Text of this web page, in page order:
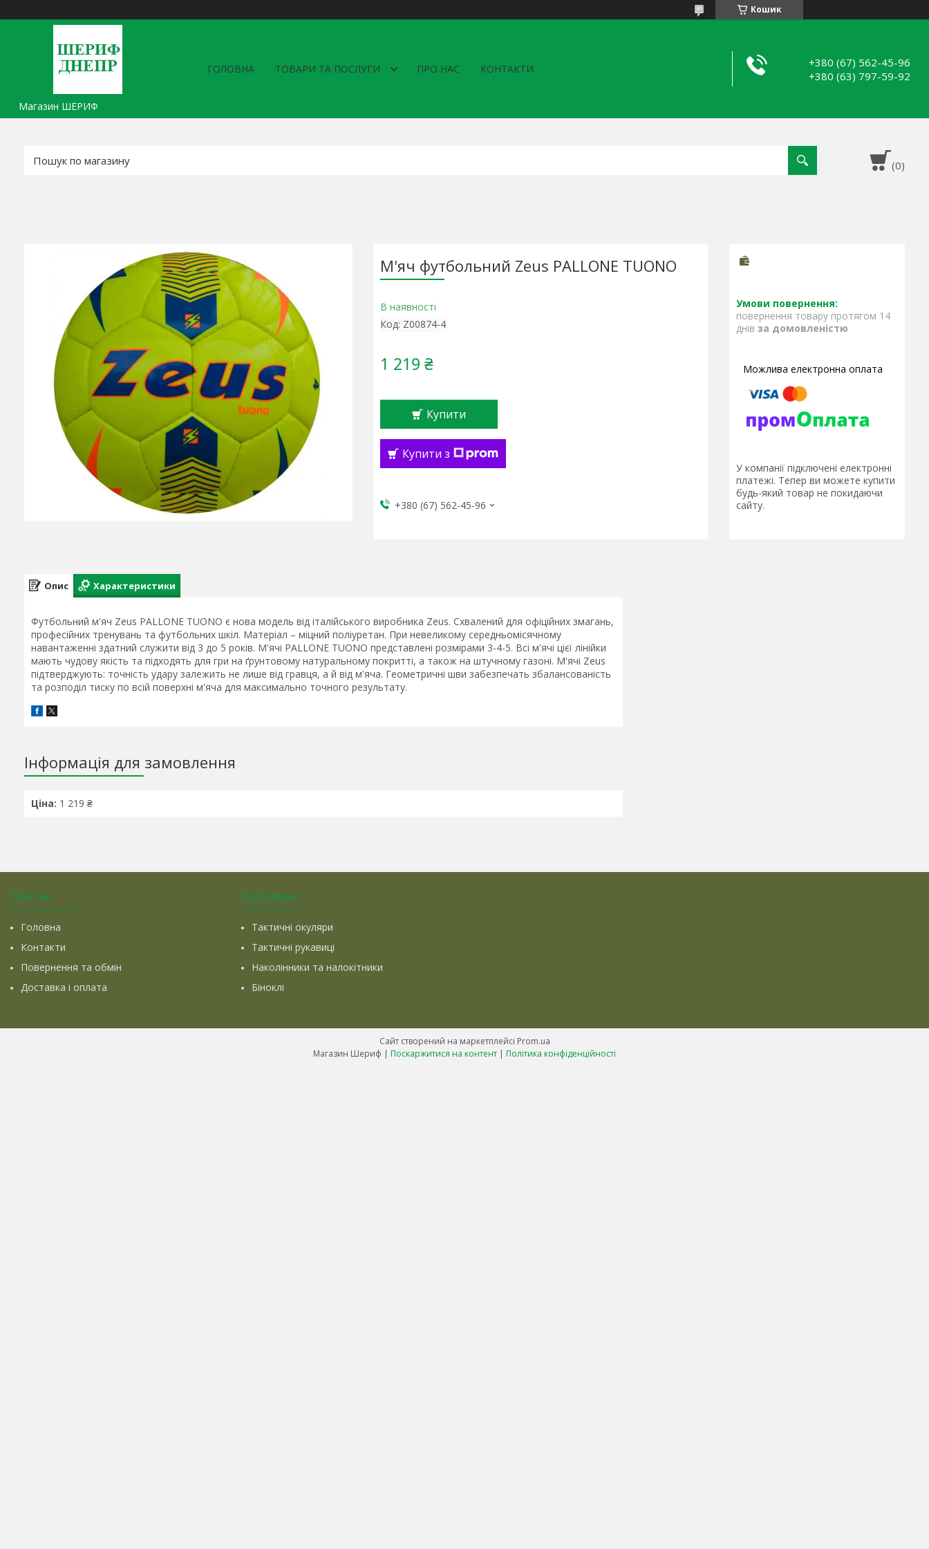
Кошик
Магазин ШЕРИФ
ГОЛОВНА ТОВАРИ ТА ПОСЛУГИ ПРО НАС КОНТАКТИ
+380 (67) 562-45-96
+380 (63) 797-59-92
М'яч футбольний Zeus PALLONE TUONO
В наявності
Код: Z00874-4
1 219 ₴
Купити
Купити з
+380 (67) 562-45-96
повернення товару протягом 14
днів за домовленістю
У компанії підключені електронні
платежі. Тепер ви можете купити
будь-який товар не покидаючи
сайту.
Опис Характеристики
Футбольний м'яч Zeus PALLONE TUONO є нова модель від італійського виробника Zeus. Схвалений для офіційних змагань,
професійних тренувань та футбольних шкіл. Матеріал – міцний поліуретан. При невеликому середньомісячному
навантаженні здатний служити від 3 до 5 років. М'ячі PALLONE TUONO представлені розмірами 3-4-5. Всі м'ячі цієї лінійки
мають чудову якість та підходять для гри на ґрунтовому натуральному покритті, а також на штучному газоні. М'ячі Zeus
підтверджують: точність удару залежить не лише від гравця, а й від м'яча. Геометричні шви забезпечать збалансованість
та розподіл тиску по всій поверхні м'яча для максимально точного результату.
Інформація для замовлення
Ціна: 1 219 ₴
Про нас
Головна
Контакти
Повернення та обмін
Доставка і оплата
Популярні
Тактичні окуляри
Тактичні рукавиці
Наколінники та налокітники
Біноклі
Сайт створений на маркетплейсі Prom.ua
Магазин Шериф | Поскаржитися на контент | Політика конфіденційності